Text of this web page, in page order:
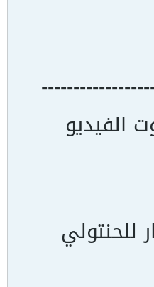
الفيديو
للحنتولي